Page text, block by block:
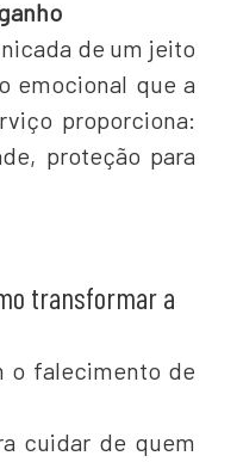
de um jeito
emocional que a
proporciona:
proteção para
transformar a
o falecimento de
cuidar de quem